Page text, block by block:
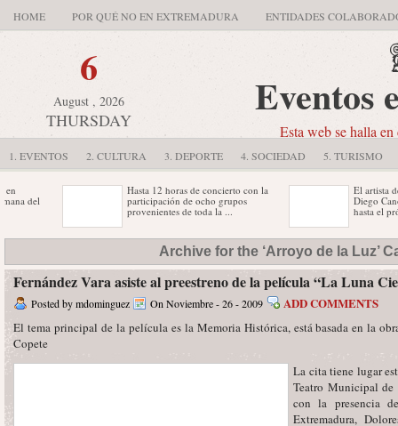
HOME POR QUÉ NO EN EXTREMADURA ENTIDADES
6
August , 2026
THURSDAY Eventos
Esta web se halla
1. EVENTOS 2. CULTURA 3. DEPORTE 4. SOCIEDAD 5. TURISMO
del
Hasta 12 horas de concierto con la
participación de ocho grupos
provenientes de toda la ...
El artista de
Diego
hasta el
La capital cacereña acogerá del 23
al 25 de octubre la III edición de la
...
La Fundación
Extremeña
(Reine)
día ...
de
Se trata de una “novedosa” fórmula
de venta que congregará a más de
150 expositores, ...
Archive for the ‘Arroyo de la Luz’
Fernández Vara asiste al preestreno de la película “La Luna
Posted by mdominguez On Noviembre - 26 - 2009 ADD COMMENTS
El tema principal de la película es la Memoria Histórica, está basada en la
Copete
La cita tiene lugar
Teatro Municipal de
con la presencia
Extremadura,